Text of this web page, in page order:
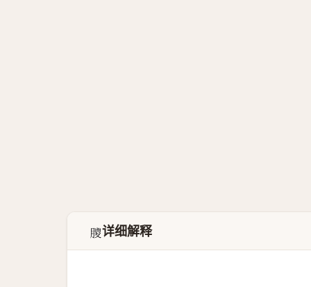
𦡙详细解释